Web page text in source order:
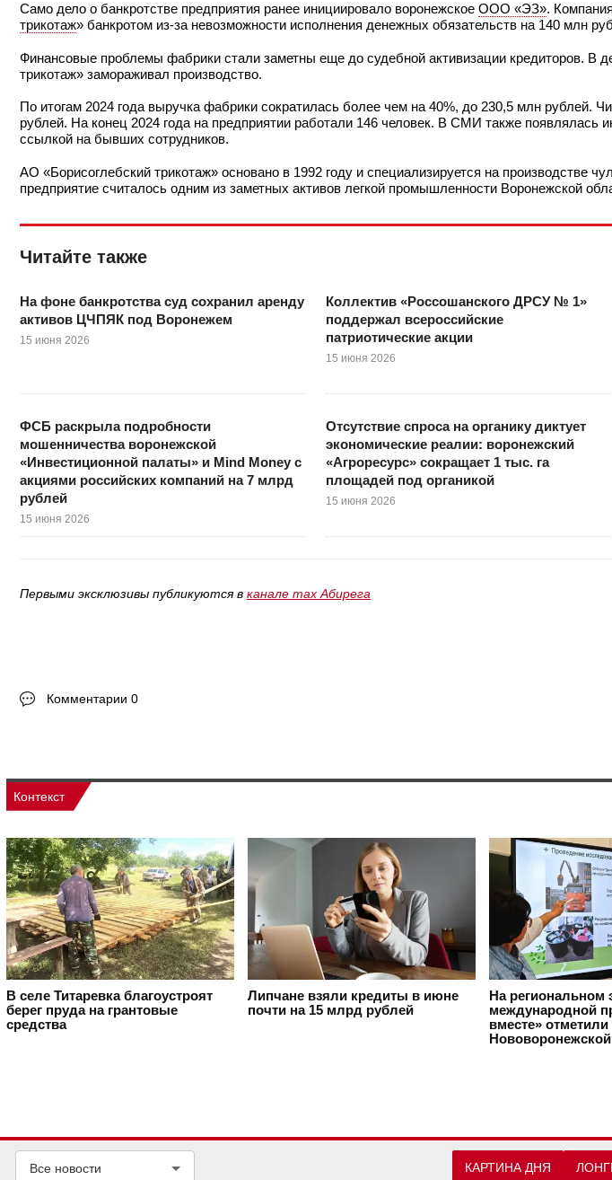
Само дело о банкротстве предприятия ранее инициировало воронежское ООО «ЭЗ».
трикотаж» банкротом из-за невозможности исполнения денежных обязательств на 140 млн
Финансовые проблемы фабрики стали заметны еще до судебной активизации кредиторов. В
трикотаж» замораживал производство.
По итогам 2024 года выручка фабрики сократилась более чем на 40%, до 230,5 млн рублей.
рублей. На конец 2024 года на предприятии работали 146 человек. В СМИ также появлялась
ссылкой на бывших сотрудников.
АО «Борисоглебский трикотаж» основано в 1992 году и специализируется на производстве
предприятие считалось одним из заметных активов легкой промышленности Воронежской
Читайте также
На фоне банкротства суд сохранил аренду
активов ЦЧПЯК под Воронежем
15 июня 2026
Коллектив «Россошанского ДРСУ № 1»
поддержал всероссийские
патриотические акции
15 июня 2026
ФСБ раскрыла подробности
мошенничества воронежской
«Инвестиционной палаты» и Mind Money с
акциями российских компаний на 7 млрд
рублей
15 июня 2026
Отсутствие спроса на органику диктует
экономические реалии: воронежский
«Агроресурс» сокращает 1 тыс. га
площадей под органикой
15 июня 2026
Первыми эксклюзивы публикуются в канале max Абирега
Комментарии 0
Контекст
В селе Титаревка благоустроят
берег пруда на грантовые
средства
Липчане взяли кредиты в июне
почти на 15 млрд рублей
На региональном
международной
вместе»
Все новости КАРТИНА ДНЯ